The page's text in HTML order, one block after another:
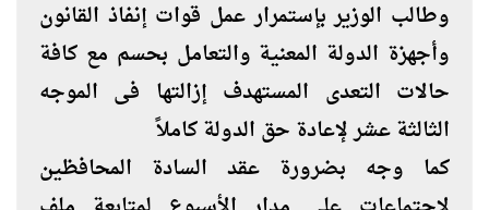
وطالب الوزير بإستمرار عمل قوات إنفاذ القانون
وأجهزة الدولة المعنية والتعامل بحسم مع كافة
حالات التعدى المستهدف إزالتها فى الموجه
الثالثة عشر لإعادة حق الدولة كاملاً
كما وجه بضرورة عقد السادة المحافظين